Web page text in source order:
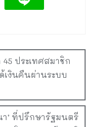
45 ประเทศสมาชิก
ด้เงินคืนผ่านระบบ
า’ ที่ปรึกษารัฐมนตรี